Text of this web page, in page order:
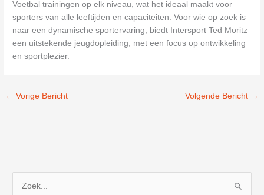
Voetbal trainingen op elk niveau, wat het ideaal maakt voor
sporters van alle leeftijden en capaciteiten. Voor wie op zoek is
naar een dynamische sportervaring, biedt Intersport Ted Moritz
een uitstekende jeugdopleiding, met een focus op ontwikkeling
en sportplezier.
← Vorige Bericht Volgende Bericht →